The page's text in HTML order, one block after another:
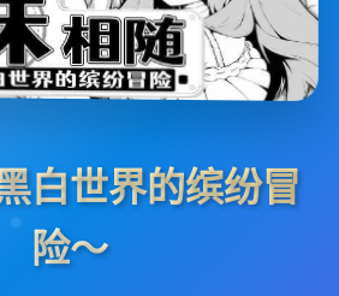
白世界的缤纷冒
险～